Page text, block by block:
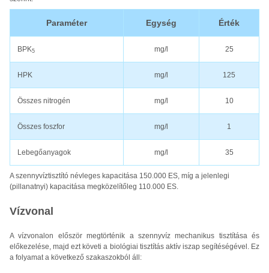
Paraméter Egység Érték
BPK5 mg/l 25
HPK mg/l 125
Összes nitrogén mg/l 10
Összes foszfor mg/l 1
Lebegőanyagok mg/l 35
A szennyvíztisztító névleges kapacitása 150.000 ES, míg a jelenlegi
(pillanatnyi) kapacitása megközelítőleg 110.000 ES.
Vízvonal
A vízvonalon először megtörténik a szennyvíz mechanikus tisztítása és
előkezelése, majd ezt követi a biológiai tisztítás aktív iszap segítéségével. Ez
a folyamat a következő szakaszokból áll: